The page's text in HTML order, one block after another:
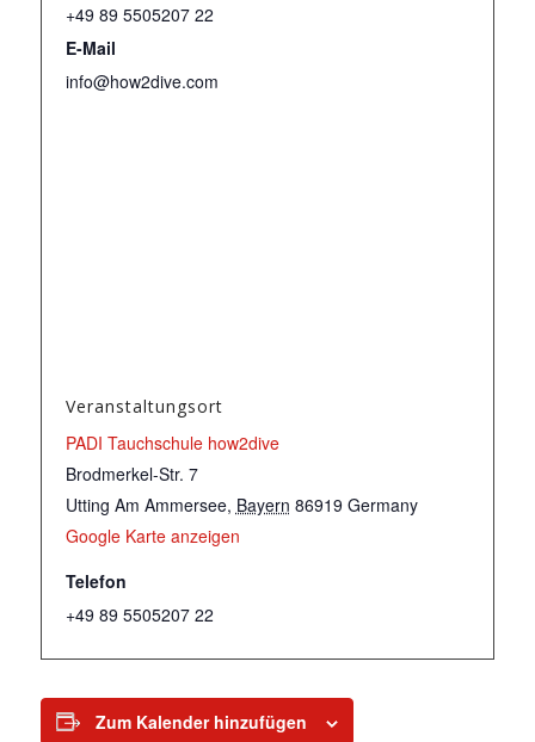
+49 89 5505207 22
E-Mail
info@how2dive.com
Veranstaltungsort
PADI Tauchschule how2dive
Brodmerkel-Str. 7
Utting Am Ammersee, Bayern 86919 Germany
Google Karte anzeigen
Telefon
+49 89 5505207 22
Zum Kalender hinzufügen